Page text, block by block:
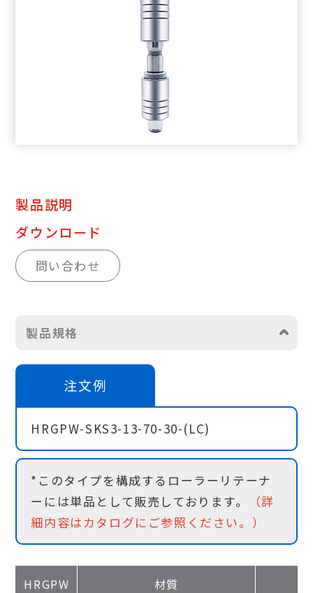
製品説明
ダウンロード
問い合わせ
製品規格
注文例
HRGPW-SKS3-13-70-30-(LC)
*このタイプを構成するローラーリテーナ
ーには単品として販売しております。
（詳
細内容はカタログにご参照ください。）
HRGPW 材質